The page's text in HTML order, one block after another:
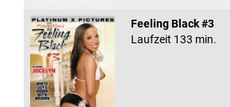
Feeling Black #3
Laufzeit 133 min.